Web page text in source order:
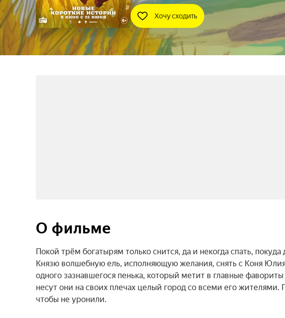
Хочу сходить
О фильме
Покой трём богатырям только снится, да и некогда спать,
Князю волшебную ель, исполняющую желания, снять с Коня
одного зазнавшегося пенька, который метит в главные
несут они на своих плечах целый город со всеми его
чтобы не уронили.